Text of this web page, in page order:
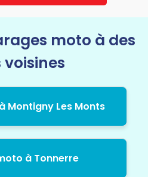
moto à des
voisines
Montigny Les Monts
à Tonnerre